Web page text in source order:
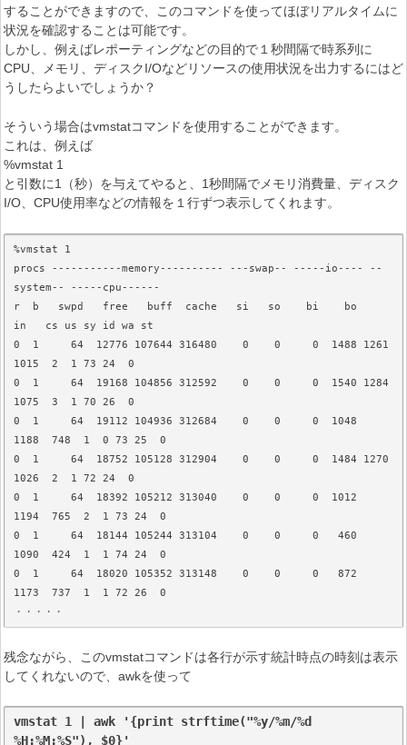
することができますので、このコマンドを使ってほぼリアルタイムに
状況を確認することは可能です。
しかし、例えばレポーティングなどの目的で１秒間隔で時系列に
CPU、メモリ、ディスクI/Oなどリソースの使用状況を出力するにはど
うしたらよいでしょうか？
そういう場合はvmstatコマンドを使用することができます。
これは、例えば
%vmstat 1
と引数に1（秒）を与えてやると、1秒間隔でメモリ消費量、ディスク
I/O、CPU使用率などの情報を１行ずつ表示してくれます。
%vmstat 1
procs -----------memory---------- ---swap-- -----io---- --
system-- -----cpu------
r  b   swpd   free   buff  cache   si   so    bi    bo
in   cs us sy id wa st
0  1     64  12776 107644 316480    0    0     0  1488 1261
1015  2  1 73 24  0
0  1     64  19168 104856 312592    0    0     0  1540 1284
1075  3  1 70 26  0
0  1     64  19112 104936 312684    0    0     0  1048
1188  748  1  0 73 25  0
0  1     64  18752 105128 312904    0    0     0  1484 1270
1026  2  1 72 24  0
0  1     64  18392 105212 313040    0    0     0  1012
1194  765  2  1 73 24  0
0  1     64  18144 105244 313104    0    0     0   460
1090  424  1  1 74 24  0
0  1     64  18020 105352 313148    0    0     0   872
1173  737  1  1 72 26  0
・・・・・
残念ながら、このvmstatコマンドは各行が示す統計時点の時刻は表示
してくれないので、awkを使って
vmstat 1 | awk '{print strftime("%y/%m/%d
%H:%M:%S"), $0}'